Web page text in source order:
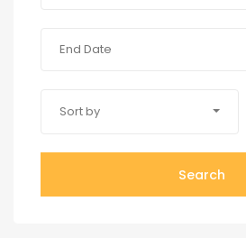
Sort by
Search